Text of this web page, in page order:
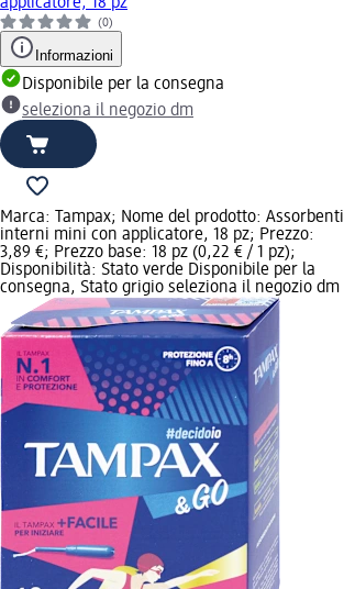
(0)
Informazioni
Disponibile per la consegna
seleziona il negozio dm
Marca: Tampax; Nome del prodotto: Assorbenti
interni mini con applicatore, 18 pz; Prezzo:
3,89 €; Prezzo base: 18 pz (0,22 € / 1 pz);
Disponibilità: Stato verde Disponibile per la
consegna, Stato grigio seleziona il negozio dm